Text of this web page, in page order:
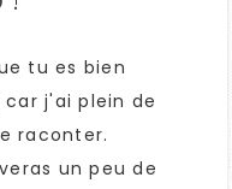
tu es bien
j'ai plein de
raconter.
un peu de